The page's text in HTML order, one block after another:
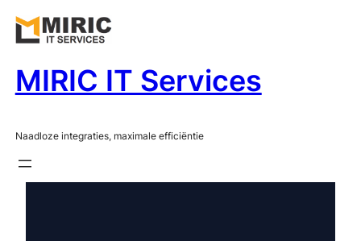
MIRIC IT Services
Naadloze integraties, maximale efficiëntie